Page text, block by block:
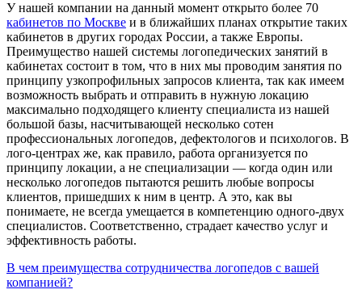
У нашей компании на данный момент открыто более 70
кабинетов по Москве и в ближайших планах открытие таких
кабинетов в других городах России, а также Европы.
Преимущество нашей системы логопедических занятий в
кабинетах состоит в том, что в них мы проводим занятия по
принципу узкопрофильных запросов клиента, так как имеем
возможность выбрать и отправить в нужную локацию
максимально подходящего клиенту специалиста из нашей
большой базы, насчитывающей несколько сотен
профессиональных логопедов, дефектологов и психологов. В
лого-центрах же, как правило, работа организуется по
принципу локации, а не специализации — когда один или
несколько логопедов пытаются решить любые вопросы
клиентов, пришедших к ним в центр. А это, как вы
понимаете, не всегда умещается в компетенцию одного-двух
специалистов. Соответственно, страдает качество услуг и
эффективность работы.
В чем преимущества сотрудничества логопедов с вашей
компанией?